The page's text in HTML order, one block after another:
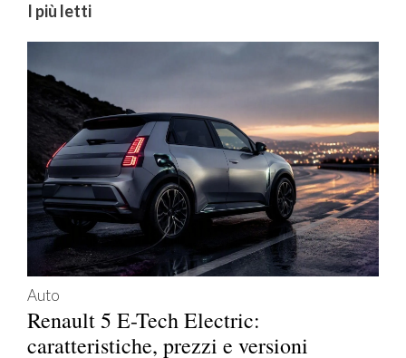
I più letti
Auto
Renault 5 E-Tech Electric:
caratteristiche, prezzi e versioni